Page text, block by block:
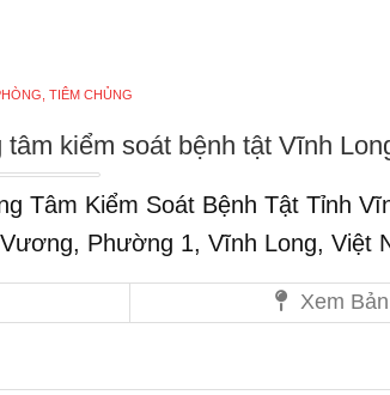
TIÊM CHỦNG
tâm kiểm soát bệnh tật Vĩnh
Tâm Kiểm Soát Bệnh Tật Tỉnh
Phường 1, Vĩnh Long, Việt
Xem